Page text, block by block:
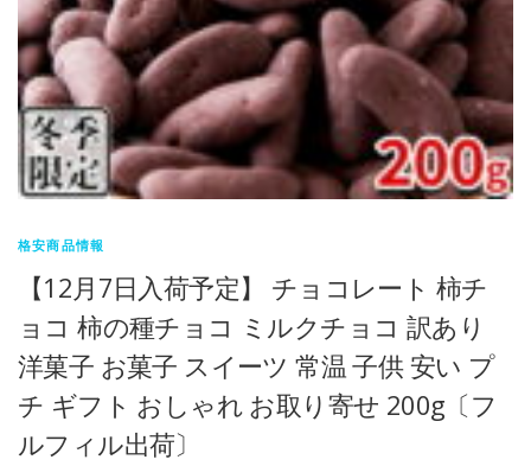
格安商品情報
【12月7日入荷予定】 チョコレート 柿チ
ョコ 柿の種チョコ ミルクチョコ 訳あり
洋菓子 お菓子 スイーツ 常温 子供 安い プ
チ ギフト おしゃれ お取り寄せ 200g〔フ
ルフィル出荷〕